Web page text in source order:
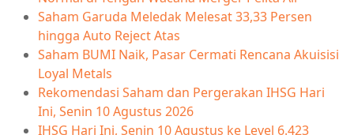
Saham Garuda Meledak Melesat 33,33 Persen
hingga Auto Reject Atas
Saham BUMI Naik, Pasar Cermati Rencana Akuisisi
Loyal Metals
Rekomendasi Saham dan Pergerakan IHSG Hari
Ini, Senin 10 Agustus 2026
IHSG Hari Ini, Senin 10 Agustus ke Level 6.423